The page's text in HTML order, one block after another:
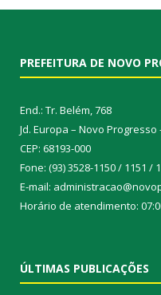
PREFEITURA DE NOVO
End.: Tr. Belém, 768
Jd. Europa – Novo Progresso
CEP: 68193-000
Fone: (93) 3528-1150 / 1151 /
E-mail:
Horário de atendimento:
ÚLTIMAS PUBLICAÇÕES